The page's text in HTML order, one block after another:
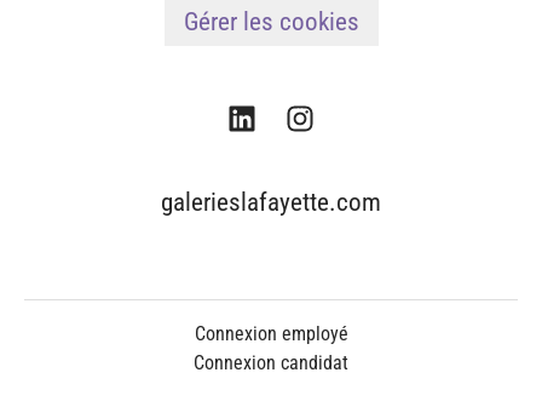
Gérer les cookies
galerieslafayette.com
Connexion employé
Connexion candidat